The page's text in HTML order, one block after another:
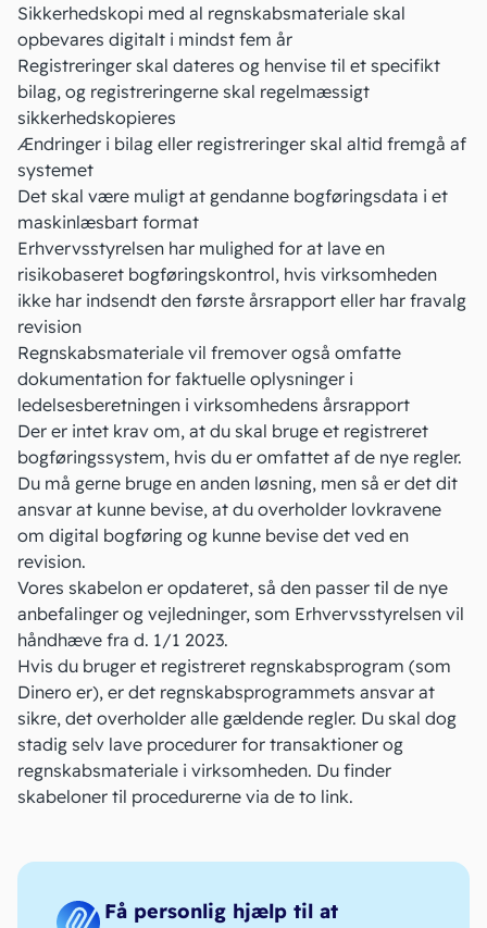
Sikkerhedskopi med al regnskabsmateriale skal
opbevares digitalt i mindst fem år
Registreringer skal dateres og henvise til et specifikt
bilag, og registreringerne skal regelmæssigt
sikkerhedskopieres
Ændringer i bilag eller registreringer skal altid fremgå af
systemet
Det skal være muligt at gendanne bogføringsdata i et
maskinlæsbart format
Erhvervsstyrelsen har mulighed for at lave en
risikobaseret bogføringskontrol, hvis virksomheden
ikke har indsendt den første årsrapport eller har fravalg
revision
Regnskabsmateriale vil fremover også omfatte
dokumentation for faktuelle oplysninger i
ledelsesberetningen i virksomhedens årsrapport
Der er intet krav om, at du skal bruge et registreret
bogføringssystem, hvis du er omfattet af de nye regler.
Du må gerne bruge en anden løsning, men så er det dit
ansvar at kunne bevise, at du overholder lovkravene
om digital bogføring og kunne bevise det ved en
revision.
Vores skabelon er opdateret, så den passer til de nye
anbefalinger og vejledninger, som Erhvervsstyrelsen vil
håndhæve fra d. 1/1 2023.
Hvis du bruger et registreret regnskabsprogram (som
Dinero er), er det regnskabsprogrammets ansvar at
sikre, det overholder alle gældende regler. Du skal dog
stadig selv lave procedurer for transaktioner og
regnskabsmateriale i virksomheden. Du finder
skabeloner til procedurerne via de to link.
Få personlig hjælp til at